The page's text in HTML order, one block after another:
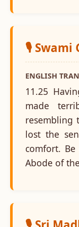
🎙️ Swami
ENGLISH
11.25
made
resembling
lost the
comfort.
Abode of